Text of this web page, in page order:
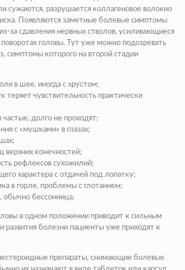
сужаются, разрушается коллагеновое волокно
Появляются заметные болевые симптомы
за сдавления нервных стволов, усиливающиеся
головы. Тут уже можно подозревать
симптомы которого на второй стадии
в шее, иногда с хрустом;
теряет чувствительность практически
долго не проходят;
с «мушками» в глазах;
верхних конечностей;
рефлексов сухожилий;
характера с отдачей под лопатку;
в горле, проблемы с глотанием;
обычно бессонница.
в одном положении приводит к сильным
развития болезни пациенты уже приходят к
препараты, снимающие болевые